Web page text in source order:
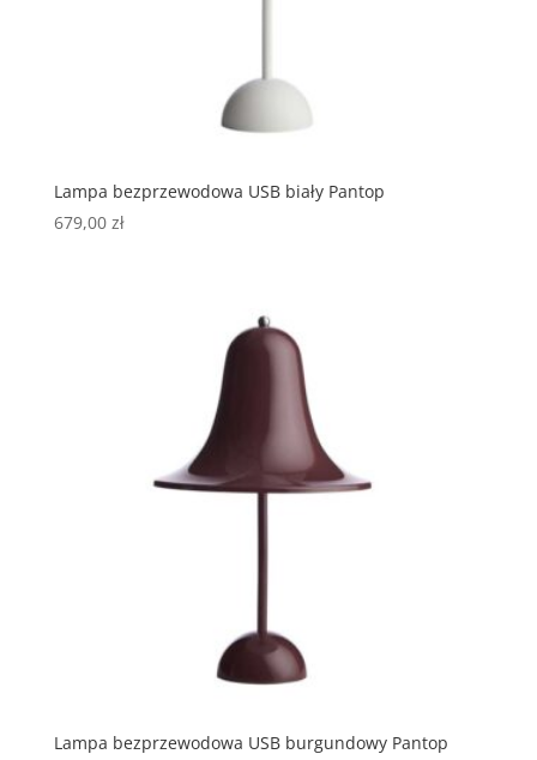
Lampa bezprzewodowa USB biały Pantop
679,00 zł
Lampa bezprzewodowa USB burgundowy Pantop